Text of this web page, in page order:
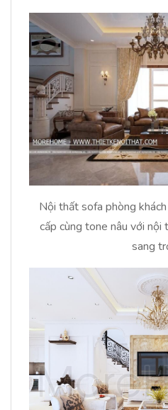
Nội thất sofa phòng
cấp cùng tone nâu với nội
sang